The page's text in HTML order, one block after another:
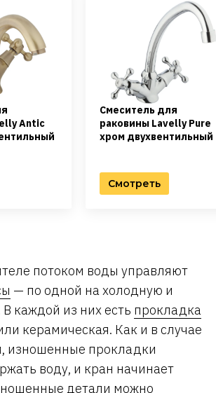
Antic
Смеситель для
раковины Lavelly Pure
хром двухвентильный
Смотреть
потоком воды управляют
— по одной на холодную и
каждой из них есть прокладка
керамическая. Как и в случае
изношенные прокладки
воду, и кран начинает
детали можно